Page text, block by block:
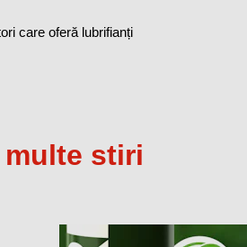
care oferă lubrifianți
multe stiri